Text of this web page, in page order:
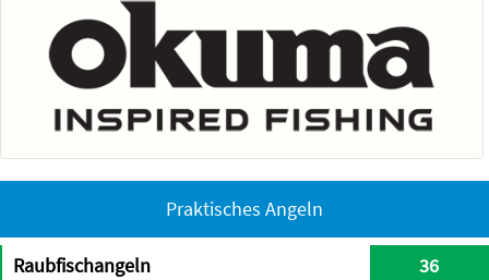
Praktisches Angeln
Raubfischangeln 36